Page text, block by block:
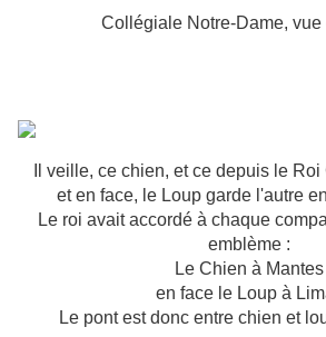
Collégiale Notre-Dame, vue
Il veille, ce chien, et ce depuis le
et en face, le Loup garde l'autre
Le roi avait accordé à chaque
emblème :
Le Chien à Mantes
en face le Loup à
Le pont est donc entre chien et